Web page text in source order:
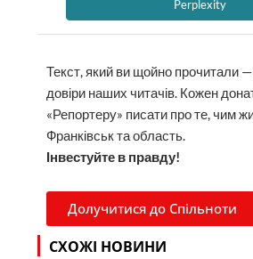
Perplexity
Текст, який ви щойно прочитали
довіри наших читачів. Кожен
«Репортеру» писати про те, чим
Франківськ та область.
Інвестуйте в правду!
Долучитися до Спільноти
СХОЖІ НОВИНИ